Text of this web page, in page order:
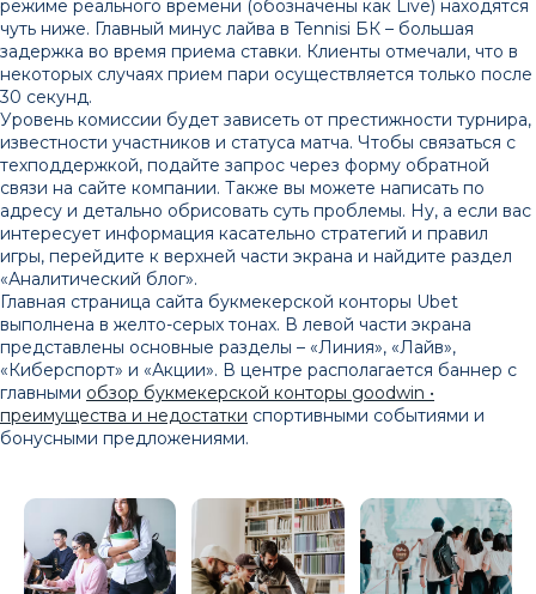
режиме реального времени (обозначены как Live) находятся
чуть ниже. Главный минус лайва в Tennisi БК – большая
задержка во время приема ставки. Клиенты отмечали, что в
некоторых случаях прием пари осуществляется только после
30 секунд.
Уровень комиссии будет зависеть от престижности турнира,
известности участников и статуса матча. Чтобы связаться с
техподдержкой, подайте запрос через форму обратной
связи на сайте компании. Также вы можете написать по
адресу и детально обрисовать суть проблемы. Ну, а если вас
интересует информация касательно стратегий и правил
игры, перейдите к верхней части экрана и найдите раздел
«Аналитический блог».
Главная страница сайта букмекерской конторы Ubet
выполнена в желто-серых тонах. В левой части экрана
представлены основные разделы – «Линия», «Лайв»,
«Киберспорт» и «Акции». В центре располагается баннер с
главными обзор букмекерской конторы goodwin •
преимущества и недостатки спортивными событиями и
бонусными предложениями.